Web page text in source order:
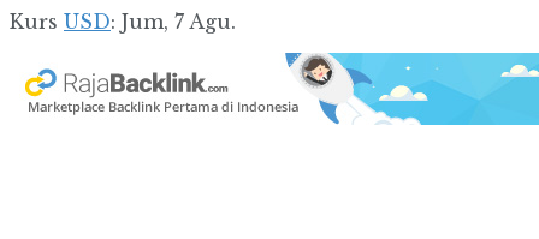
Kurs USD: Jum, 7 Agu.